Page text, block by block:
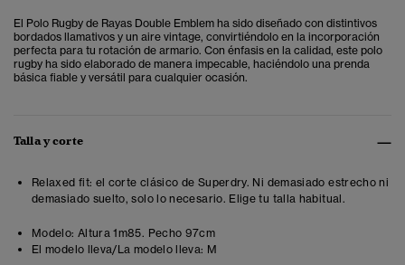
El Polo Rugby de Rayas Double Emblem ha sido diseñado con distintivos
bordados llamativos y un aire vintage, convirtiéndolo en la incorporación
perfecta para tu rotación de armario. Con énfasis en la calidad, este polo
rugby ha sido elaborado de manera impecable, haciéndolo una prenda
básica fiable y versátil para cualquier ocasión.
Talla y corte
Relaxed fit: el corte clásico de Superdry. Ni demasiado estrecho ni
demasiado suelto, solo lo necesario. Elige tu talla habitual.
Modelo: Altura 1m85. Pecho 97cm
El modelo lleva/La modelo lleva: M